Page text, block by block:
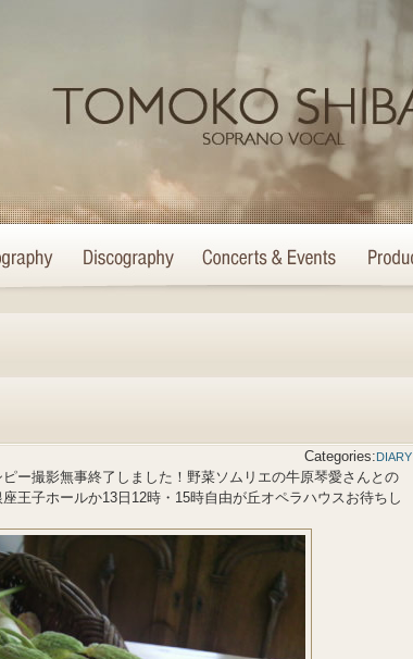
Categories:DIARY
ー撮影無事終了しました！野菜ソムリエの牛原琴愛さんとの
王子ホールか13日12時・15時自由が丘オペラハウスお待ちし